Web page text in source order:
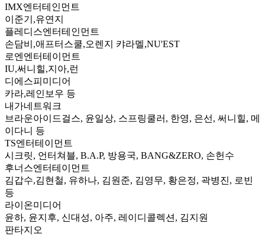
IMX엔터테인먼트
이준기,유연지
플레디스엔터테인먼트
손담비,애프터스쿨,오렌지 캬라멜,NU'EST
로엔엔터테이먼트
IU,써니힐,지아,런
디에스피미디어
카라,레인보우 등
내가네트워크
브라운아이드걸스, 윤일상, 스프링쿨러, 한영, 은선, 써니힐, 메
이다니 등
TS엔터테이먼트
시크릿, 언터쳐블, B.A.P, 방용국, BANG&ZERO, 손헌수
후너스엔터테이먼트
김갑수,김현철, 유하나, 김원준, 김영무, 황은정, 곽병진, 로빈
등
라이온미디어
윤하, 윤지후, 신대성, 아주, 레이디콜렉션, 김지원
판타지오